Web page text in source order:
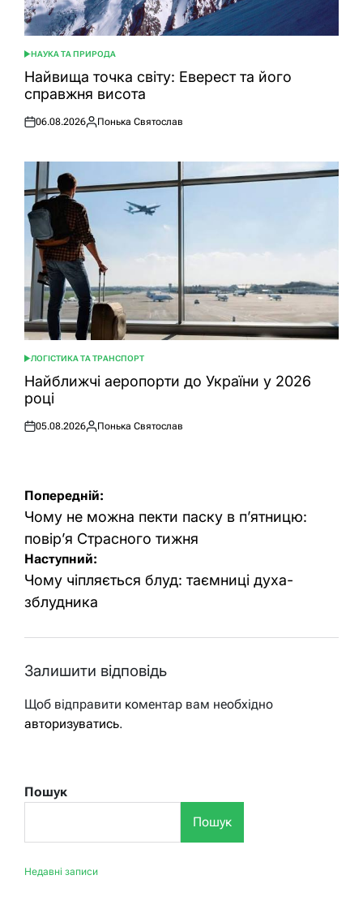
ОПУБЛІКУВАТИ
У
НАУКА ТА ПРИРОДА
Найвища точка світу: Еверест та його
справжня висота
Оприлюднено
06.08.2026
Опубліковано
Понька Святослав
ОПУБЛІКУВАТИ
У
ЛОГІСТИКА ТА ТРАНСПОРТ
Найближчі аеропорти до України у 2026
році
Оприлюднено
05.08.2026
Опубліковано
Понька Святослав
Навігація
записів
Попередній:
Чому не можна пекти паску в п’ятницю:
повір’я Страсного тижня
Наступний:
Чому чіпляється блуд: таємниці духа-
зблудника
Залишити відповідь
Щоб відправити коментар вам необхідно
авторизуватись.
Пошук
Пошук
Недавні записи